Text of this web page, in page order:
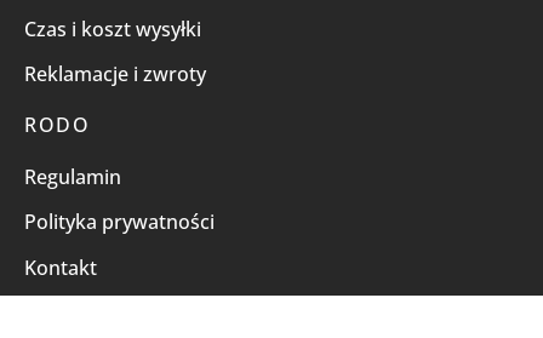
Czas i koszt wysyłki
Reklamacje i zwroty
RODO
Regulamin
Polityka prywatności
Kontakt